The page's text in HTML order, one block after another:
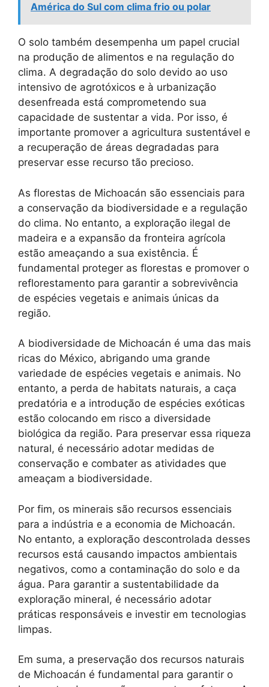
América do Sul com clima frio ou polar
O solo também desempenha um papel crucial
na produção de alimentos e na regulação do
clima. A degradação do solo devido ao uso
intensivo de agrotóxicos e à urbanização
desenfreada está comprometendo sua
capacidade de sustentar a vida. Por isso, é
importante promover a agricultura sustentável e
a recuperação de áreas degradadas para
preservar esse recurso tão precioso.
As florestas de Michoacán são essenciais para
a conservação da biodiversidade e a regulação
do clima. No entanto, a exploração ilegal de
madeira e a expansão da fronteira agrícola
estão ameaçando a sua existência. É
fundamental proteger as florestas e promover o
reflorestamento para garantir a sobrevivência
de espécies vegetais e animais únicas da
região.
A biodiversidade de Michoacán é uma das mais
ricas do México, abrigando uma grande
variedade de espécies vegetais e animais. No
entanto, a perda de habitats naturais, a caça
predatória e a introdução de espécies exóticas
estão colocando em risco a diversidade
biológica da região. Para preservar essa riqueza
natural, é necessário adotar medidas de
conservação e combater as atividades que
ameaçam a biodiversidade.
Por fim, os minerais são recursos essenciais
para a indústria e a economia de Michoacán.
No entanto, a exploração descontrolada desses
recursos está causando impactos ambientais
negativos, como a contaminação do solo e da
água. Para garantir a sustentabilidade da
exploração mineral, é necessário adotar
práticas responsáveis e investir em tecnologias
limpas.
Em suma, a preservação dos recursos naturais
de Michoacán é fundamental para garantir o